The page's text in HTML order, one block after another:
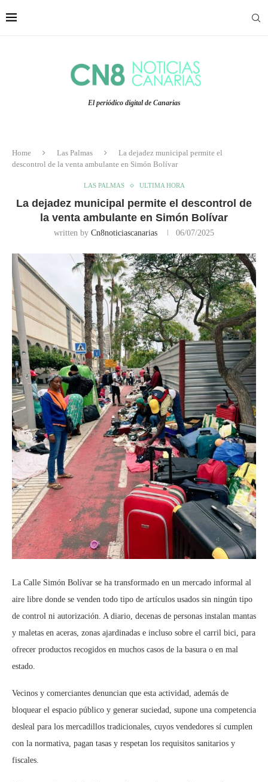
El periódico digital de Canarias
Home Las Palmas
La dejadez municipal permite el
descontrol de la venta ambulante en Simón Bolívar
LAS PALMAS ULTIMA HORA
La dejadez municipal permite el descontrol de
la venta ambulante en Simón Bolívar
written by Cn8noticiascanarias 06/07/2025
La Calle Simón Bolívar se ha transformado en un mercado informal al
aire libre donde se venden todo tipo de artículos usados sin ningún tipo
de control ni autorización. A diario, decenas de personas instalan mantas
y maletas en aceras, zonas ajardinadas e incluso sobre el carril bici, para
ofrecer productos recogidos en muchos casos de la basura o en mal
estado.
Vecinos y comerciantes denuncian que esta actividad, además de
bloquear el espacio público y generar suciedad, supone una competencia
desleal para los mercadillos tradicionales, cuyos vendedores sí cumplen
con la normativa, pagan tasas y respetan los requisitos sanitarios y
fiscales.